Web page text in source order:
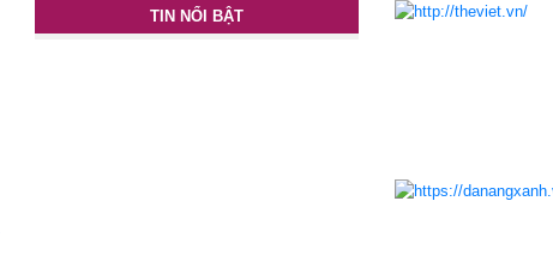
TIN NỔI BẬT